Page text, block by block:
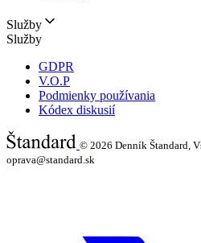
Služby
Služby
GDPR
V.O.P
Podmienky používania
Kódex diskusií
© 2026 Denník Štandard,
oprava@standard.sk